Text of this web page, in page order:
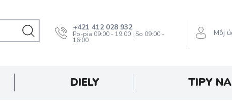
+421 412 028 932
Po-pia 09:00 - 19:00 | So 09:00 -
16:00
Môj
DIELY TIPY